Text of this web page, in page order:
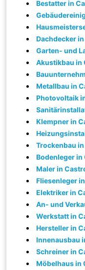
Bestatter in
Dachdecker
Garten- und
Akustikbau in
Metallbau in
Photovoltaik
Klempner in
Trockenbau
Bodenleger in
Maler in
Fliesenleger
Elektriker in
An- und
Werkstatt in
Hersteller in
Innenausbau
Schreiner in
Möbelhaus in